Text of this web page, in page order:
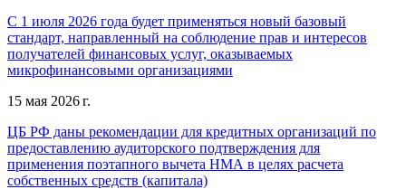
С 1 июля 2026 года будет применяться новый базовый
стандарт, направленный на соблюдение прав и интересов
получателей финансовых услуг, оказываемых
микрофинансовыми организациями
15 мая 2026 г.
ЦБ РФ даны рекомендации для кредитных организаций по
предоставлению аудиторского подтверждения для
применения поэтапного вычета НМА в целях расчета
собственных средств (капитала)